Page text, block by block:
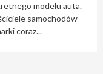
CNC –
modelu auta.
samochodów
coraz...